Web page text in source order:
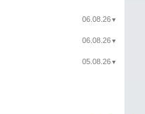
06.08.26 ▼
06.08.26 ▼
05.08.26 ▼